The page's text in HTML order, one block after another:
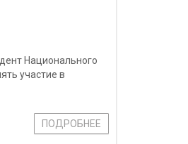
Национального
участие в
ПОДРОБНЕЕ